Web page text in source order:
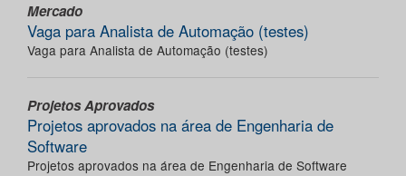
Mercado
Vaga para Analista de Automação (testes)
Vaga para Analista de Automação (testes)
Projetos Aprovados
Projetos aprovados na área de Engenharia de
Software
Projetos aprovados na área de Engenharia de Software